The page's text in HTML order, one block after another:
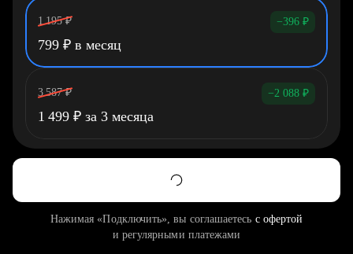
1 195 ₽ −396 ₽
799 ₽ в месяц
3 587 ₽ −2 088 ₽
1 499 ₽ за 3 месяца
Нажимая «Подключить», вы соглашаетесь с офертой
и регулярными платежами